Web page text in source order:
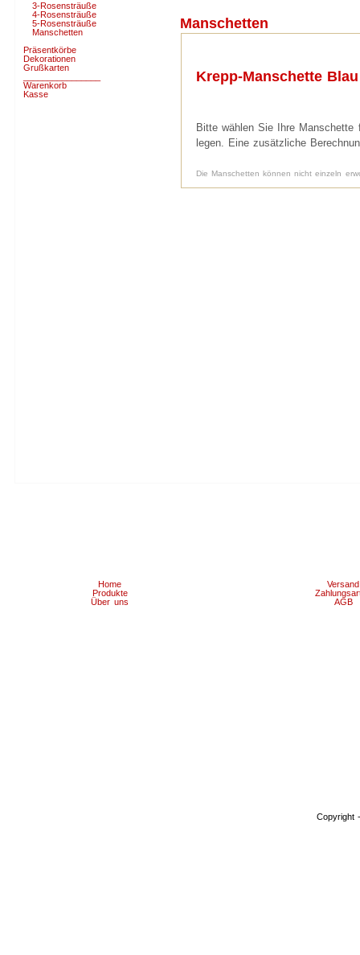
3-Rosensträuße
4-Rosensträuße
5-Rosensträuße
Manschetten
Präsentkörbe
Dekorationen
Grußkarten
Warenkorb
Kasse
Manschetten
Krepp-Manschette Blau
Bitte wählen Sie Ihre
legen. Eine zusätzliche
Die Manschetten können nicht einzeln
Home
Produkte
Über uns
Versand
AGB
Copyright